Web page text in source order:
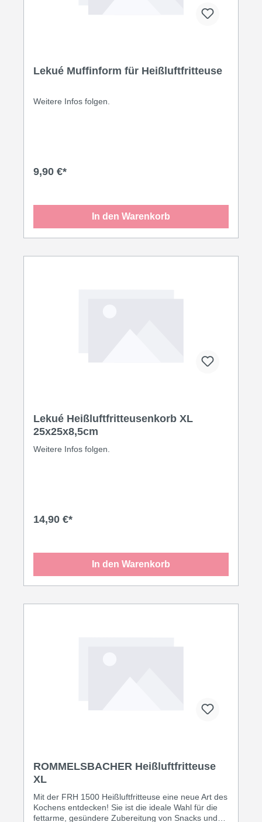
Lekué Muffinform für Heißluftfritteuse
Weitere Infos folgen.
9,90 €*
In den Warenkorb
Lekué Heißluftfritteusenkorb XL
25x25x8,5cm
Weitere Infos folgen.
14,90 €*
In den Warenkorb
ROMMELSBACHER Heißluftfritteuse
XL
Mit der FRH 1500 Heißluftfritteuse eine neue Art des
Kochens entdecken! Sie ist die ideale Wahl für die
fettarme, gesündere Zubereitung von Snacks und